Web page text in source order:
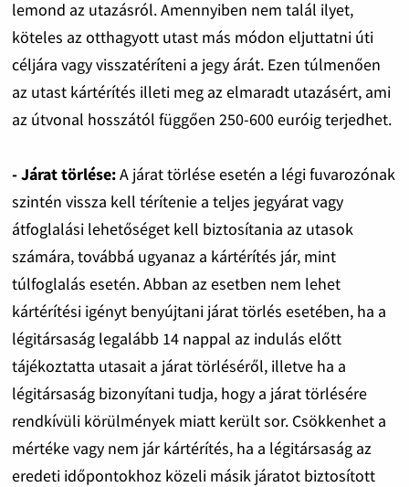
lemond az utazásról. Amennyiben nem talál ilyet,
köteles az otthagyott utast más módon eljuttatni úti
céljára vagy visszatéríteni a jegy árát. Ezen túlmenően
az utast kártérítés illeti meg az elmaradt utazásért, ami
az útvonal hosszától függően 250-600 euróig terjedhet.
- Járat törlése:A járat törlése esetén a légi fuvarozónak
szintén vissza kell térítenie a teljes jegyárat vagy
átfoglalási lehetőséget kell biztosítania az utasok
számára, továbbá ugyanaz a kártérítés jár, mint
túlfoglalás esetén. Abban az esetben nem lehet
kártérítési igényt benyújtani járat törlés esetében, ha a
légitársaság legalább 14 nappal az indulás előtt
tájékoztatta utasait a járat törléséről, illetve ha a
légitársaság bizonyítani tudja, hogy a járat törlésére
rendkívüli körülmények miatt került sor. Csökkenhet a
mértéke vagy nem jár kártérítés, ha a légitársaság az
eredeti időpontokhoz közeli másik járatot biztosított